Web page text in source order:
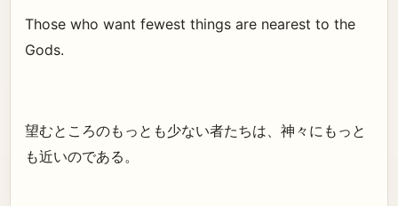
Those who want fewest things are nearest to the
Gods.
望むところのもっとも少ない者たちは、神々にもっと
も近いのである。